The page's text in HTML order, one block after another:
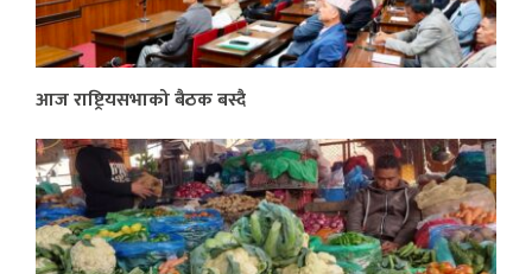
आज राष्ट्रियसभाको बैठक बस्दै